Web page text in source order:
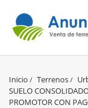
Inicio Terrenos
SUELO
PROMOTOR CON